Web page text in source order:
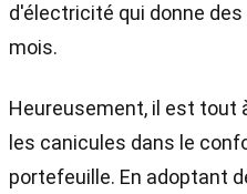
d'électricité qui donne
mois.
Heureusement, il est tout
les canicules dans le
portefeuille. En adoptant